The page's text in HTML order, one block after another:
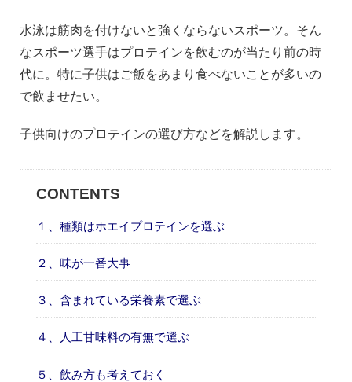
水泳は筋肉を付けないと強くならないスポーツ。そん
なスポーツ選手はプロテインを飲むのが当たり前の時
代に。特に子供はご飯をあまり食べないことが多いの
で飲ませたい。
子供向けのプロテインの選び方などを解説します。
CONTENTS
１、種類はホエイプロテインを選ぶ
２、味が一番大事
３、含まれている栄養素で選ぶ
４、人工甘味料の有無で選ぶ
５、飲み方も考えておく